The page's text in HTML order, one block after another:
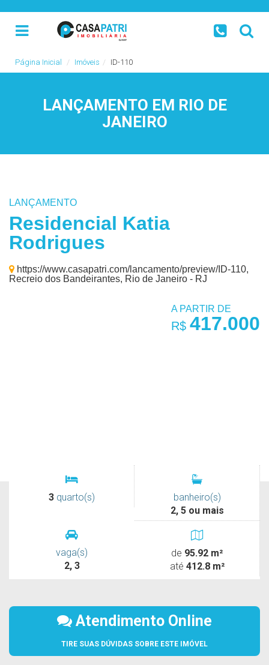
Página Inicial Imóveis ID-110
LANÇAMENTO EM RIO DE
JANEIRO
LANÇAMENTO
Residencial Katia
Rodrigues
https://www.casapatri.com/lancamento/preview/ID-110,
Recreio dos Bandeirantes, Rio de Janeiro - RJ
A PARTIR DE
R$ 417.000
3 quarto(s)
banheiro(s)
2, 5 ou mais
vaga(s)
2, 3
de 95.92 m²
até 412.8 m²
Atendimento Online
TIRE SUAS DÚVIDAS SOBRE ESTE IMÓVEL